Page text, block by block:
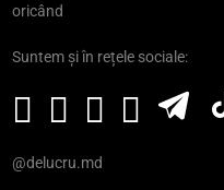
oricând
Suntem și în rețele sociale:
@delucru.md